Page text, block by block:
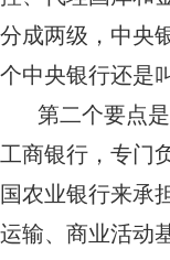
分成两级，中央
个中央银行还是
第二个要点
工商银行，专门
国农业银行来承
运输、商业活动